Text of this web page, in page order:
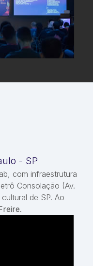
- SP
com infraestrutura
Consolação (Av.
de SP. Ao
.